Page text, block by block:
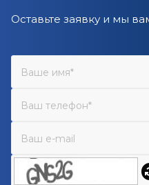
Оставьте заявку и мы